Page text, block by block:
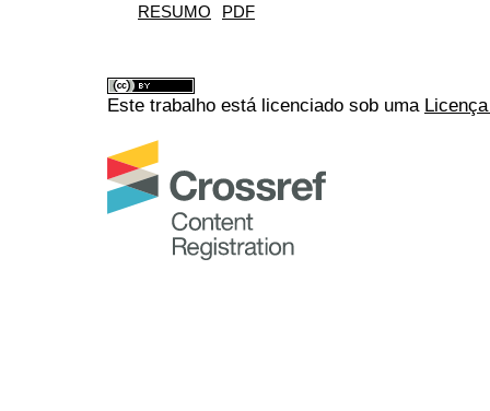
RESUMO PDF
Este trabalho está licenciado sob uma